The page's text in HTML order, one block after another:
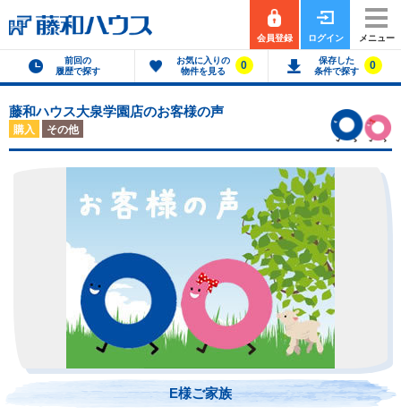
会員登録 ログイン メニュー
前回の
履歴で探す
お気に入りの
物件を見る
0
保存した
条件で探す
0
藤和ハウス大泉学園店のお客様の声
購入 その他
E様ご家族